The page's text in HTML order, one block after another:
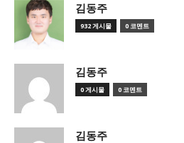
김동주
932 게시물 0 코멘트
김동주
0 게시물 0 코멘트
김동주